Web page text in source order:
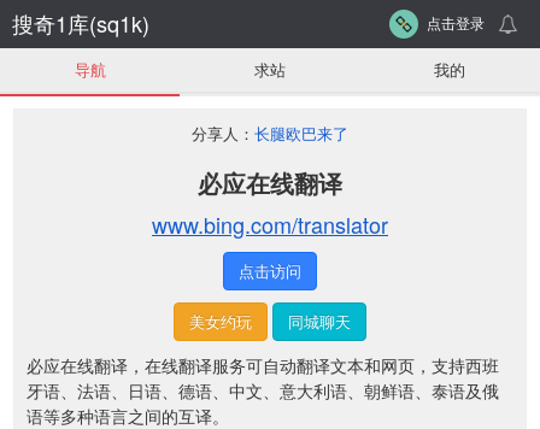
搜奇1库(sq1k) 点击登录
导航 求站 我的
分享人： 长腿欧巴来了
必应在线翻译
www.bing.com/translator
点击访问
美女约玩 同城聊天
必应在线翻译 ，在线翻译服务可自动翻译文本和网页，支持西班
牙语、法语、日语、德语、中文、意大利语、朝鲜语、泰语及俄
语等多种语言之间的互译。